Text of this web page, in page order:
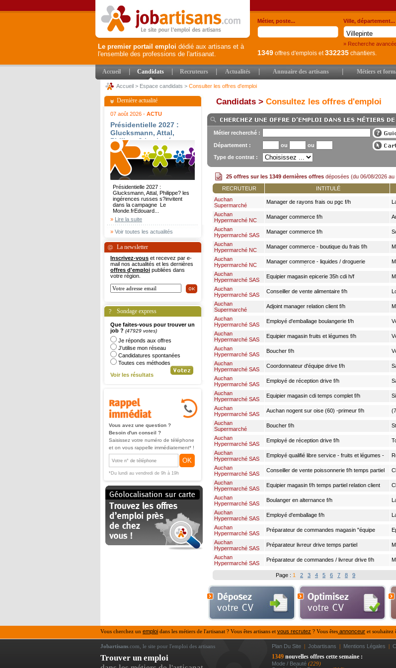
Le premier portail emploi dédié aux artisans et à
l'ensemble des professions de l'artisanat.
Métier, poste... Ville, département...
» Recherche
1349 offres d'emplois et332235 chantiers.
Accueil Candidats Recruteurs Actualités Annuaire des artisans Métiers et
Accueil > Espace candidats > Consulter les offres d'emploi
Dernière actualité
07 août 2026 - ACTU
Présidentielle 2027 :
Glucksmann, Attal,
Philippe? les ingérences
russes s?invitent dans
la campagne - Le
Monde.fr
Présidentielle 2027 :
Glucksmann, Attal, Philippe? les
ingérences russes s?invitent
dans la campagne Le
Monde.frEdouard...
» Lire la suite
» Voir toutes les actualités
La newsletter
Inscrivez-vous et recevez par e-
mail nos actualités et les dernières
offres d'emploi publiées dans
votre région.
Sondage express
Que faites-vous pour trouver un
job ? (47929 votes)
Je réponds aux offres
J'utilise mon réseau
Candidatures spontanées
Toutes ces méthodes
Voir les résultats
Vous avez une question ?
Besoin d'un conseil ?
Saisissez votre numéro de téléphone
et on vous rappelle immédiatement* !
OK
*Du lundi au vendredi de 9h à 19h
Candidats > Consultez les offres d'emploi
Métier recherché :
Département : ou
ou
Type de contrat :
25 offres sur les 1349 dernières offres déposées (du 06/08/2026 au
RECRUTEUR
INTITULÉ
Auchan
Supermarché
Manager de rayons frais ou pgc f/h
Auchan
Hypermarché NC
Manager commerce f/h
Auchan
Hypermarché SAS
Manager commerce f/h
Auchan
Hypermarché NC
Manager commerce - boutique du frais f/h
Auchan
Hypermarché NC
Manager commerce - liquides / droguerie
parfumerie hygiène f/h
Auchan
Hypermarché SAS
Equipier magasin epicerie 35h cdi h/f
Auchan
Hypermarché SAS
Conseiller de vente alimentaire f/h
Auchan
Supermarché
Adjoint manager relation client f/h
Auchan
Hypermarché SAS
Employé d'emballage boulangerie f/h
Auchan
Hypermarché SAS
Equipier magasin fruits et légumes f/h
Auchan
Hypermarché SAS
Boucher f/h
Auchan
Hypermarché SAS
Coordonnateur d'équipe drive f/h
Auchan
Hypermarché SAS
Employé de réception drive f/h
Auchan
Hypermarché SAS
Equipier magasin cdi temps complet f/h
Auchan
Hypermarché SAS
Auchan nogent sur oise (60) -primeur f/h
Auchan
Supermarché
Boucher f/h
Auchan
Hypermarché SAS
Employé de réception drive f/h
Auchan
Hypermarché SAS
Employé qualifié libre service - fruits et légumes -
Auchan
Hypermarché SAS
Conseiller de vente poissonnerie f/h temps partiel
Auchan
Hypermarché SAS
Equipier magasin f/h temps partiel relation client
Auchan
Hypermarché SAS
Boulanger en alternance f/h
Auchan
Hypermarché SAS
Employé d'emballage f/h
Auchan
Hypermarché SAS
Préparateur de commandes magasin "équipe
Auchan
Hypermarché SAS
Préparateur livreur drive temps partiel
Auchan
Hypermarché SAS
Préparateur de commandes / livreur drive f/h
Page : 1 2 3 4 5 6 7 8 9
Vous cherchez un emploi dans les métiers de l'artisanat ? Vous êtes artisans et vous recrutez ? Vous êtes annonceur et souhaitez
Jobartisans .com, le site pour l'emploi des artisans Plan Du Site | Jobartisans | Mentions Légales |
Trouver un emploi
1349 nouvelles offres cette semaine :
Mode / Beauté (229)